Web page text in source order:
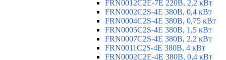
FRN0012C2E-7E 220В, 2,2 кВт
FRN0002C2S-4E 380В, 0,4 кВт
FRN0004C2S-4E 380В, 0,75 кВт
FRN0005C2S-4E 380В, 1,5 кВт
FRN0007C2S-4E 380В, 2,2 кВт
FRN0011C2S-4E 380В, 4 кВт
FRN0002C2E-4E 380В, 0,4 кВт